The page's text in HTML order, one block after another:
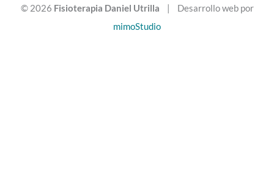
© 2026 Fisioterapia Daniel Utrilla | Desarrollo web por
mimoStudio